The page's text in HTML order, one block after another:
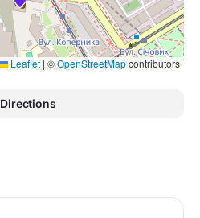
Leaflet |©OpenStreetMapcontributors
Directions